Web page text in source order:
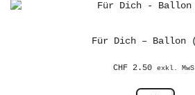
Für Dich – Ballon
CHF2.50 exkl.